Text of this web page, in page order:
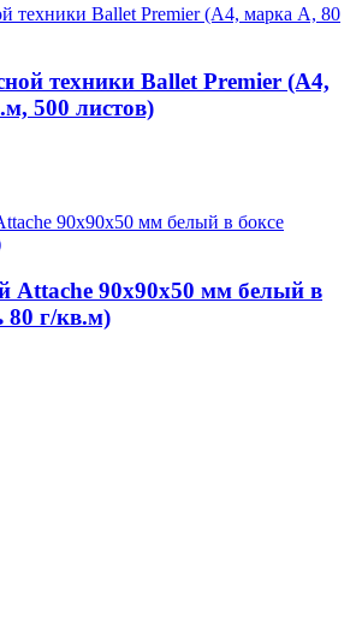
техники Ballet Premier (А4,
500 листов)
Attache 90x90x50 мм белый в
80 г/кв.м)